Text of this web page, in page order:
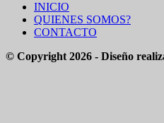
INICIO
QUIENES SOMOS?
CONTACTO
© Copyright 2026 - Diseño